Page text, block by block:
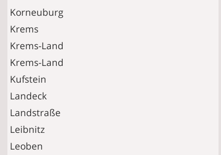
Korneuburg
Krems
Krems-Land
Krems-Land
Kufstein
Landeck
Landstraße
Leibnitz
Leoben